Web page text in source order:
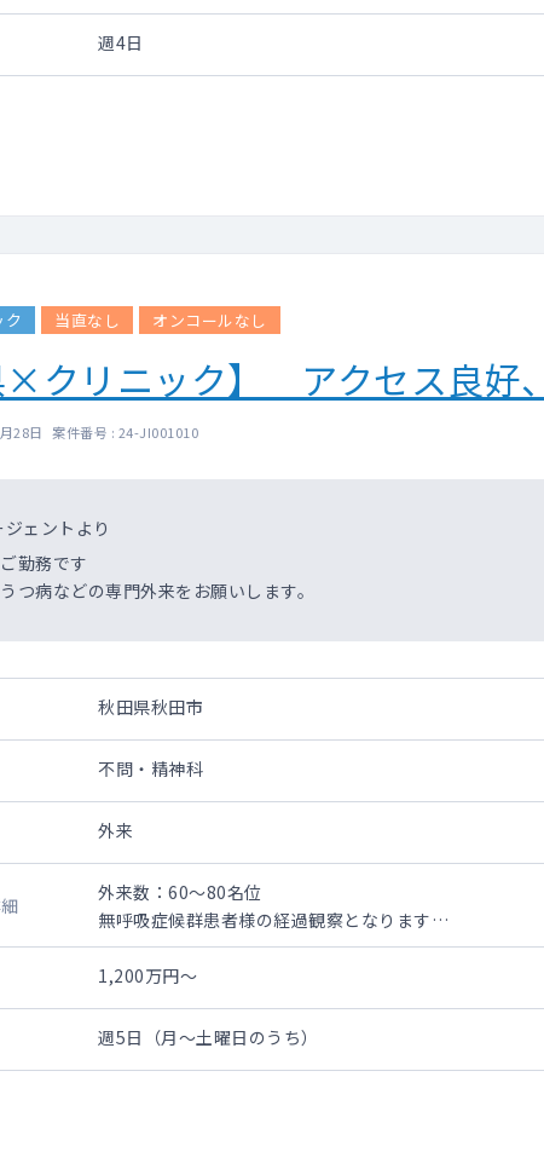
週4日
ク 当直なし オンコールなし
×クリニック】 アクセス良好
28日 案件番号 : 24-JI001010
ェントより
勤務です
つ病などの専門外来をお願いします。
秋田県秋田市
不問・精神科
外来
外来数：60～80名位
無呼吸症候群患者様の経過観察となります
通院されている患者様の体調を伺い、専門的な対応が
風邪の症状などは薬を処方ください
電子カルテです
1,200万円～
週5日（月～土曜日のうち）